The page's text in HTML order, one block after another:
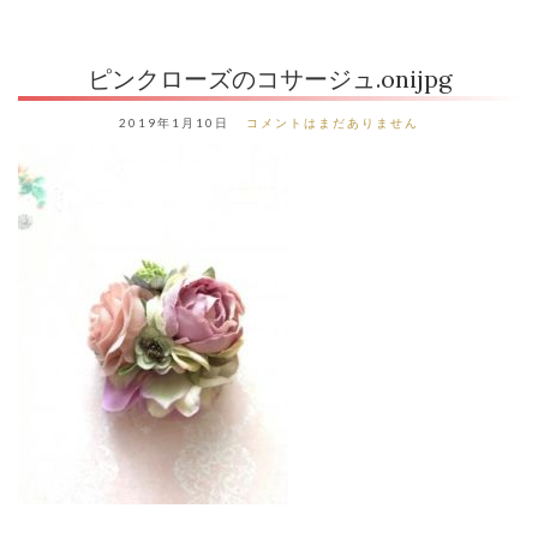
ピンクローズのコサージュ.onijpg
2019年1月10日 コメントはまだありません